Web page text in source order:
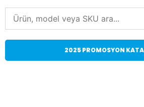
2025 PROMOSYON